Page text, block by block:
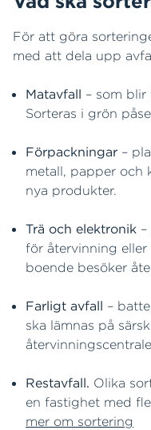
För att göra
med att dela upp
Matavfall – som
Sorteras i grön
Förpackningar –
metall, papper och
nya produkter.
Trä och elektronik
för återvinning eller
boende besöker
Farligt avfall –
ska lämnas på
Restavfall. Olika
en fastighet med
mer om sortering